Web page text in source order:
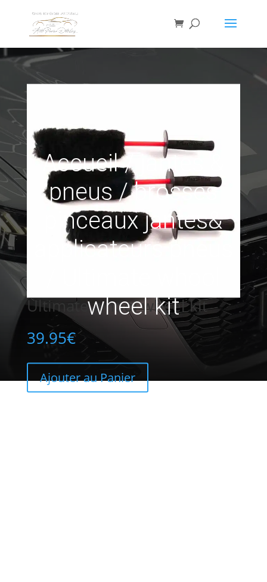
Accueil/ jantes &
pneus/brosses
pinceaux jantes&
applicateurs pneus
wheel kit
Ultimate whool wheel kit
39.95€
Ajouter au Panier